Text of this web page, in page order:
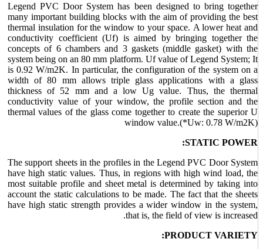
Legend PVC Door System has been designed to bring together
many important building blocks with the aim of providing the best
thermal insulation for the window to your space. A lower heat and
conductivity coefficient (Uf) is aimed by bringing together the
concepts of 6 chambers and 3 gaskets (middle gasket) with the
system being on an 80 mm platform. Uf value of Legend System; It
is 0.92 W/m2K. In particular, the configuration of the system on a
width of 80 mm allows triple glass applications with a glass
thickness of 52 mm and a low Ug value. Thus, the thermal
conductivity value of your window, the profile section and the
thermal values ​​​​of the glass come together to create the superior U
window value.(*Uw: 0.78 W/m2K)
STATIC POWER:
The support sheets in the profiles in the Legend PVC Door System
have high static values. Thus, in regions with high wind load, the
most suitable profile and sheet metal is determined by taking into
account the static calculations to be made. The fact that the sheets
have high static strength provides a wider window in the system,
that is, the field of view is increased.
PRODUCT VARIETY: